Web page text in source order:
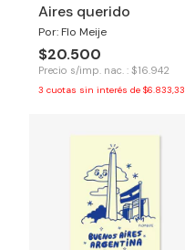
Aires querido
Por: Flo Meije
$20.500
Precio s/imp. nac. : $16.942
3 cuotas sin interés de $6.833,33